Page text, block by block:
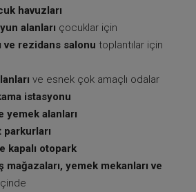
havuzları
alanları çocuklar için
ve rezidans salonu toplantılar için
ve esnek çok amaçlı odalar
istasyonu
yemek alanları
kapalı otopark
mağazaları, yemek mekanları ve